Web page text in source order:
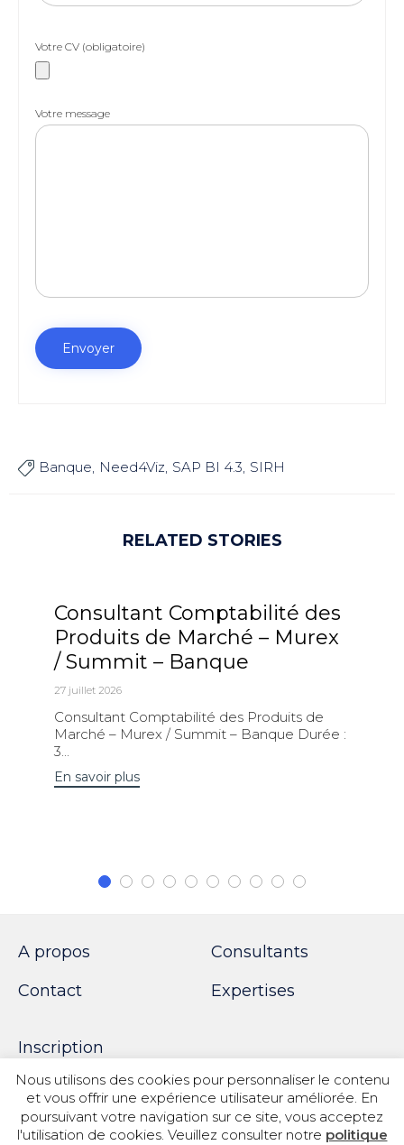
Votre CV (obligatoire)
Votre message
 Banque Need4Viz SAP BI 4.3 SIRH
RELATED STORIES
Consultant Comptabilité des
Produits de Marché – Murex
/ Summit – Banque
27 juillet 2026
Consultant Comptabilité des Produits de
Marché – Murex / Summit – Banque Durée :
3...
En savoir plus
A propos
Contact
Consultants
Expertises
Inscription
© 2018 SPOTWORK
Nous utilisons des cookies pour personnaliser le contenu
et vous offrir une expérience utilisateur améliorée. En
poursuivant votre navigation sur ce site, vous acceptez
l'utilisation de cookies. Veuillez consulter notre politique